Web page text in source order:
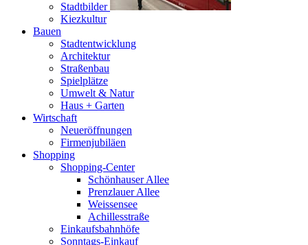
Stadtbilder
Kiezkultur
Bauen
Stadtentwicklung
Architektur
Straßenbau
Spielplätze
Umwelt & Natur
Haus + Garten
Wirtschaft
Neueröffnungen
Firmenjubiläen
Shopping
Shopping-Center
Schönhauser Allee
Prenzlauer Allee
Weissensee
Achillesstraße
Einkaufsbahnhöfe
Sonntags-Einkauf